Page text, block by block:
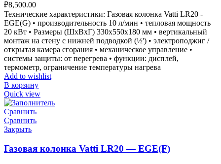
₽8,500.00
Технические характеристики: Газовая колонка Vatti LR20 -
EGE(G) • производительность 10 л/мин • тепловая мощность
20 кВт • Размеры (ШxВxГ) 330x550x180 мм • вертикальный
монтаж на стену с нижней подводкой (½') • электроподжиг /
открытая камера сгорания • механическое управление •
системы защиты: от перегрева • функции: дисплей,
термометр, ограничение температуры нагрева
Add to wishlist
В корзину
Quick view
Сравнить
Сравнить
Закрыть
Газовая колонка Vatti LR20 — EGE(F)